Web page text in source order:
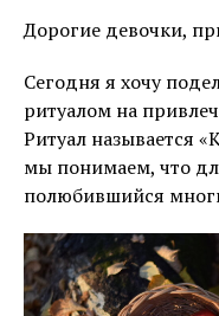
Дорогие девочки,
Сегодня я хочу
ритуалом на
Ритуал называется
мы понимаем, что
полюбившийся